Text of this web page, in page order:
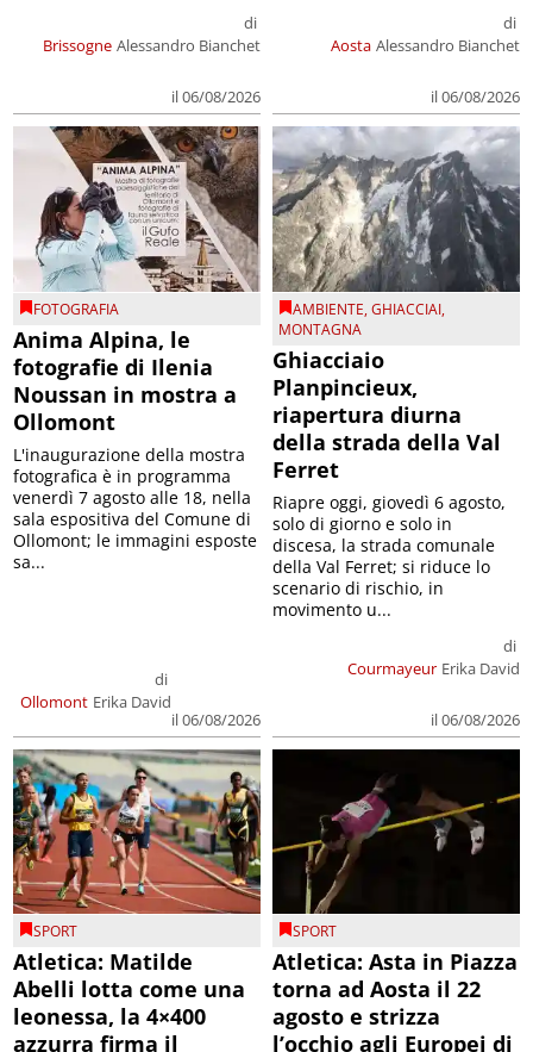
Brissogne
di
Alessandro Bianchet
il 06/08/2026
Aosta
di
Alessandro Bianchet
il 06/08/2026
FOTOGRAFIA
Anima Alpina, le
fotografie di Ilenia
Noussan in mostra a
Ollomont
Ollomont
di
Erika David
il 06/08/2026
L'inaugurazione della mostra
fotografica è in programma
venerdì 7 agosto alle 18, nella
sala espositiva del Comune di
Ollomont; le immagini esposte
sa...
AMBIENTE,GHIACCIAI,
MONTAGNA
Ghiacciaio
Planpincieux,
riapertura diurna
della strada della Val
Ferret
Courmayeur
di
Erika David
il 06/08/2026
Riapre oggi, giovedì 6 agosto,
solo di giorno e solo in
discesa, la strada comunale
della Val Ferret; si riduce lo
scenario di rischio, in
movimento u...
SPORT
Atletica: Matilde
Abelli lotta come una
leonessa, la 4×400
azzurra firma il
SPORT
Atletica: Asta in Piazza
torna ad Aosta il 22
agosto e strizza
l’occhio agli Europei di